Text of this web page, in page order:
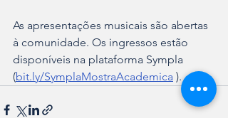
As apresentações musicais são abertas
à comunidade. Os ingressos estão
disponíveis na plataforma Sympla
(bit.ly/SymplaMostraAcademica ).